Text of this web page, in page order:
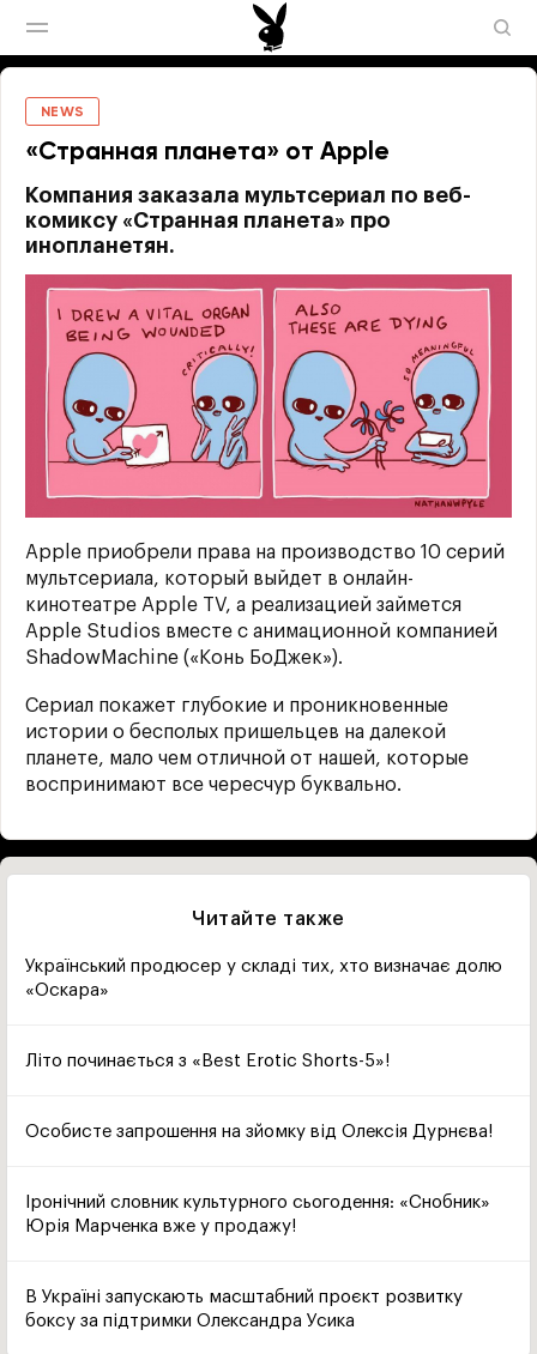
NEWS
«Странная планета» от Apple
Компания заказала мультсериал по веб-
комиксу «Странная планета» про
инопланетян.
Apple приобрели права на производство 10 серий
мультсериала, который выйдет в онлайн-
кинотеатре Apple TV, а реализацией займется
Apple Studios вместе с анимационной компанией
ShadowMachine («Конь БоДжек»).
Сериал покажет глубокие и проникновенные
истории о бесполых пришельцев на далекой
планете, мало чем отличной от нашей, которые
воспринимают все чересчур буквально.
Читайте также
Український продюсер у складі тих, хто визначає долю
«Оскара»
Літо починається з «Best Erotic Shorts-5»!
Особисте запрошення на зйомку від Олексія Дурнєва!
Іронічний словник культурного сьогодення: «Снобник»
Юрія Марченка вже у продажу!
В Україні запускають масштабний проєкт розвитку
боксу за підтримки Олександра Усика